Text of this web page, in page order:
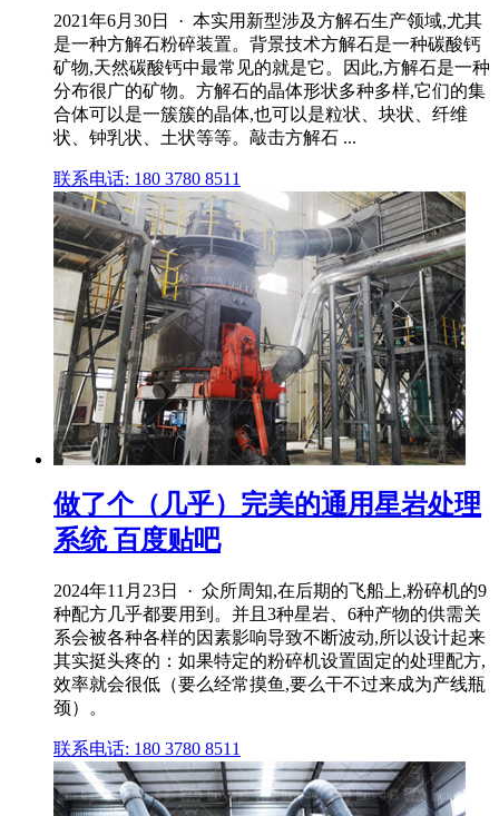
2021年6月30日 · 本实用新型涉及方解石生产领域,尤其
是一种方解石粉碎装置。背景技术方解石是一种碳酸钙
矿物,天然碳酸钙中最常见的就是它。因此,方解石是一种
分布很广的矿物。方解石的晶体形状多种多样,它们的集
合体可以是一簇簇的晶体,也可以是粒状、块状、纤维
状、钟乳状、土状等等。敲击方解石 ...
联系电话: 180 3780 8511
做了个（几乎）完美的通用星岩处理
系统 百度贴吧
2024年11月23日 · 众所周知,在后期的飞船上,粉碎机的9
种配方几乎都要用到。并且3种星岩、6种产物的供需关
系会被各种各样的因素影响导致不断波动,所以设计起来
其实挺头疼的：如果特定的粉碎机设置固定的处理配方,
效率就会很低（要么经常摸鱼,要么干不过来成为产线瓶
颈）。
联系电话: 180 3780 8511